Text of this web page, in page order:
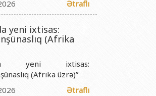
Hüquqi Şəxsi
Ətraflı
yeni ixtisas:
(Afrika
da yeni ixtisas:
(Afrika üzrə)”
Ətraflı